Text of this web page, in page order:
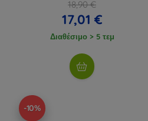
18,90 €
17,01 €
Διαθέσιμο > 5 τεμ
-10%